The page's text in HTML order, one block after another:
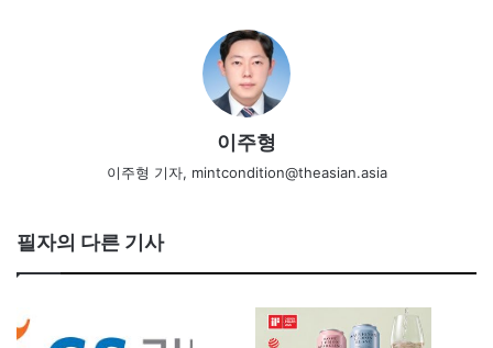
이주형
이주형 기자, mintcondition@theasian.asia
필자의 다른 기사